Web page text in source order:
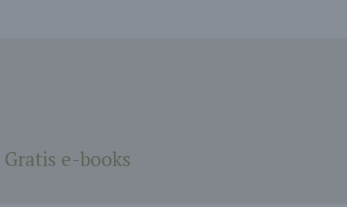
Gratis e-books